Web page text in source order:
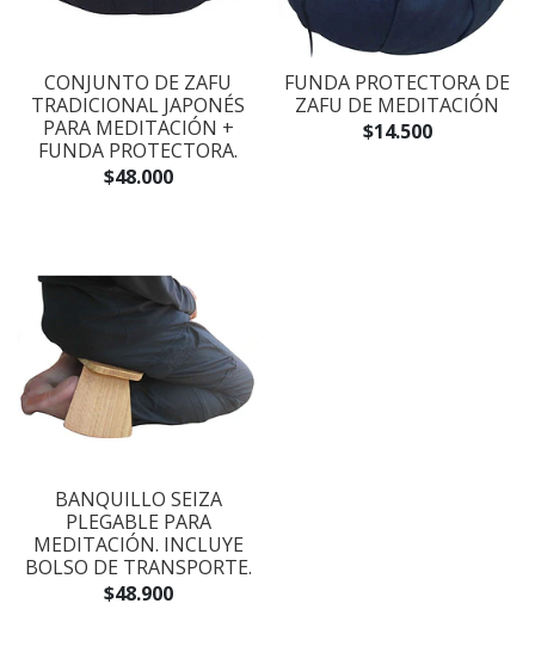
CONJUNTO DE ZAFU
TRADICIONAL JAPONÉS
PARA MEDITACIÓN +
FUNDA PROTECTORA.
$48.000
FUNDA PROTECTORA DE
ZAFU DE MEDITACIÓN
$14.500
BANQUILLO SEIZA
PLEGABLE PARA
MEDITACIÓN. INCLUYE
BOLSO DE TRANSPORTE.
$48.900